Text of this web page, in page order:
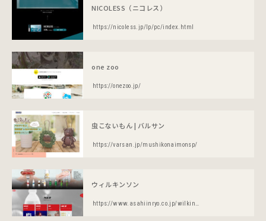
NICOLESS（ニコレス）
https://nicoless.jp/lp/pc/index.html
one zoo
https://onezoo.jp/
虫こないもん | バルサン
https://varsan.jp/mushikonaimonsp/
ウィルキンソン
https://www.asahiinryo.co.jp/wilkinson/sp/